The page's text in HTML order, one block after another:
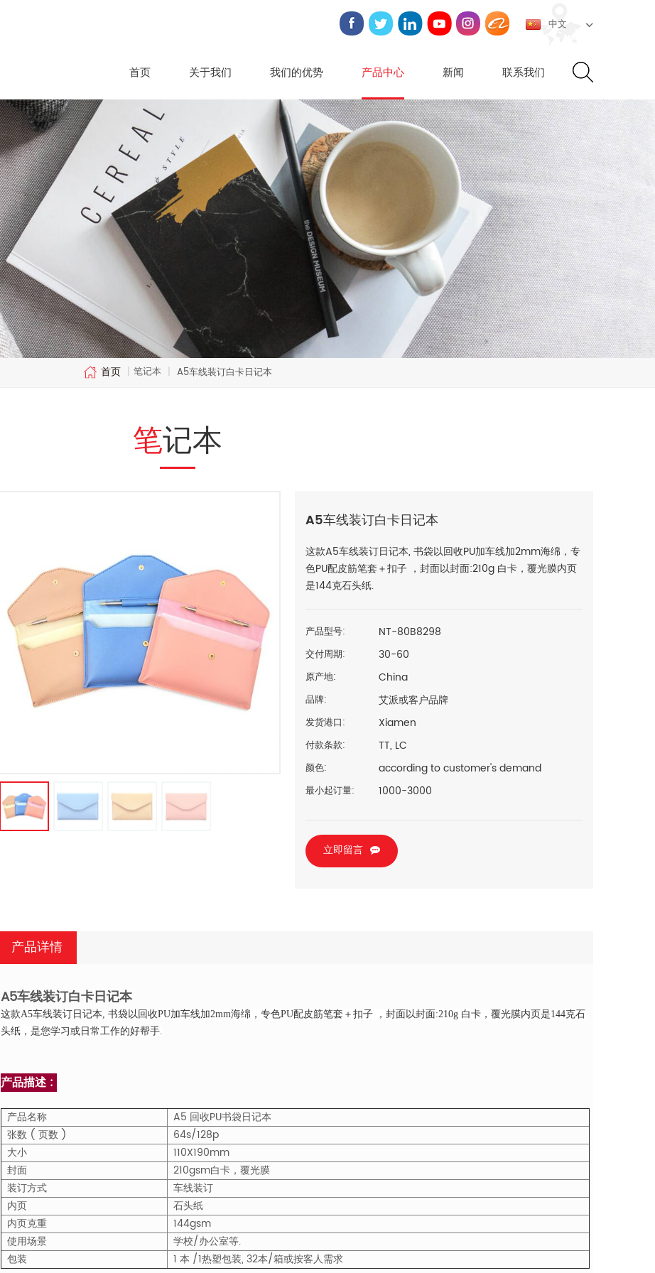
中文
首页 关于我们 我们的优势 产品中心 新闻 联系我们
首页 | 笔记本 | A5车线装订白卡日记本
笔记本
A5车线装订白卡日记本
这款A5车线装订日记本, 书袋以回收PU加车线加2mm海绵，专
色PU配皮筋笔套＋扣子 ，封面以封面:210g 白卡，覆光膜内页
是144克石头纸.
产品型号: NT-80B8298
交付周期: 30-60
原产地: China
品牌: 艾派或客户品牌
发货港口: Xiamen
付款条款: TT, LC
颜色: according to customer's demand
最小起订量: 1000-3000
立即留言
产品详情
A5车线装订白卡日记本
这款A5车线装订日记本 , 书袋以 回收PU加车线加2mm海绵，专色PU配皮筋笔套＋扣子 ，封面以封面:210g 白卡，覆光膜内页是144克石
头纸， 是您学习或日常工作的好帮手.
产品描述 :
产品名称
A5 回收PU书袋日记本
张数 ( 页数 )
64s/128p
大小
110X190mm
封面
210gsm白卡，覆光膜
装订方式
车线装订
内页
石头纸
内页克重
144gsm
使用场景
学校/办公室等.
包装
1 本 /1热塑包装, 32本/箱或按客人需求